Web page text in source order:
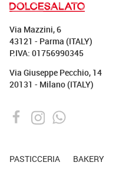
Via Mazzini, 6
43121 - Parma (ITALY)
P.IVA: 01756990345
Via Giuseppe Pecchio, 14
20131 - Milano (ITALY)
PASTICCERIA BAKERY